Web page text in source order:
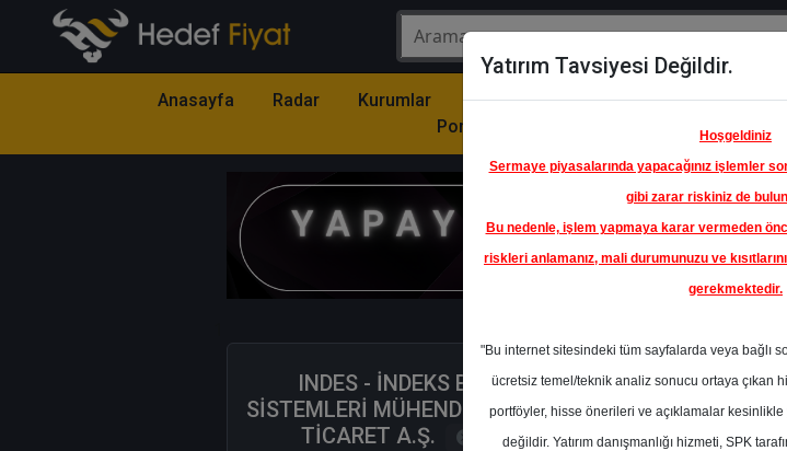
Anasayfa Radar Kurumlar
Model
Portföy
Hisse
Öne
Çıkanlar
INDES - İNDEKS BİLGİSAYAR
SİSTEMLERİ MÜHENDİSLİK SANAYİ VE
TİCARET A.Ş.
Katılım Dışı
Yatırım Tavsiyesi Değildir.
Hoşgeldiniz
Sermaye piyasalarında yapacağınız işlemler
gibi zarar riskiniz de
Bu nedenle, işlem yapmaya karar vermeden
riskleri anlamanız, mali durumunuzu ve
gerekmektedir.
"Bu internet sitesindeki tüm sayfalarda veya bağlı
ücretsiz temel/teknik analiz sonucu ortaya çıkan
portföyler, hisse önerileri ve açıklamalar kesinlikle
değildir. Yatırım danışmanlığı hizmeti, SPK